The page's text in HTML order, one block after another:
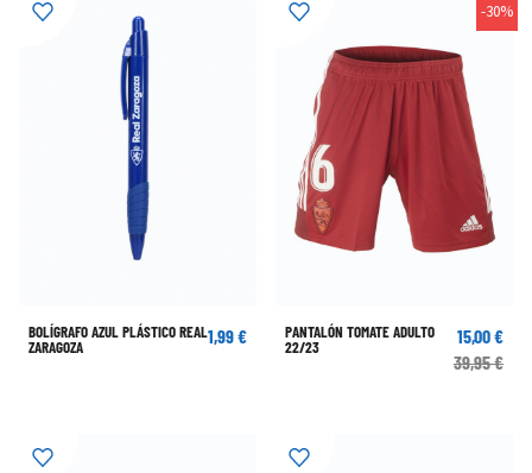
BOLÍGRAFO AZUL PLÁSTICO REAL
ZARAGOZA
1,99 €
-30%
PANTALÓN TOMATE ADULTO
22/23
15,00 €
39,95 €